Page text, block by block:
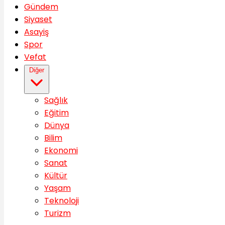
Gündem
Siyaset
Asayiş
Spor
Vefat
Diğer
Sağlık
Eğitim
Dünya
Bilim
Ekonomi
Sanat
Kültür
Yaşam
Teknoloji
Turizm